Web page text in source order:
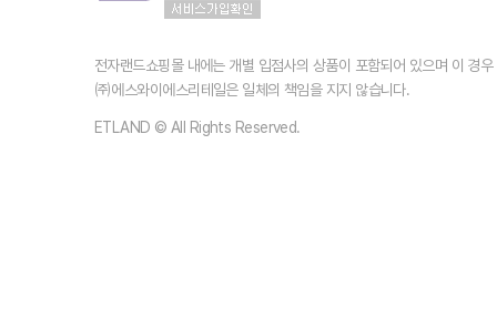
전자랜드쇼핑몰 내에는 개별 입점사의 상품이 포함되어 있으며 이 경
㈜에스와이에스리테일은 일체의 책임을 지지 않습니다.
ETLAND © All Rights Reserved.